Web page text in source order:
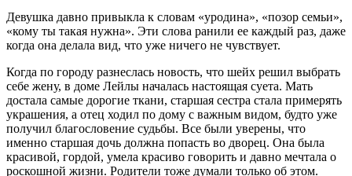
Девушка давно привыкла к словам «уродина», «позор семьи»,
«кому ты такая нужна». Эти слова ранили ее каждый раз, даже
когда она делала вид, что уже ничего не чувствует.
Когда по городу разнеслась новость, что шейх решил выбрать
себе жену, в доме Лейлы началась настоящая суета. Мать
достала самые дорогие ткани, старшая сестра стала примерять
украшения, а отец ходил по дому с важным видом, будто уже
получил благословение судьбы. Все были уверены, что
именно старшая дочь должна попасть во дворец. Она была
красивой, гордой, умела красиво говорить и давно мечтала о
роскошной жизни. Родители тоже думали только об этом.